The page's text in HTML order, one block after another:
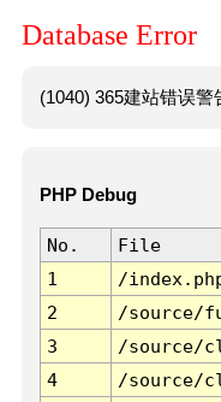
Database Error
(1040) 365建站错误
PHP Debug
No. File
1
/
2
/source/
3
/source/
4
/source/